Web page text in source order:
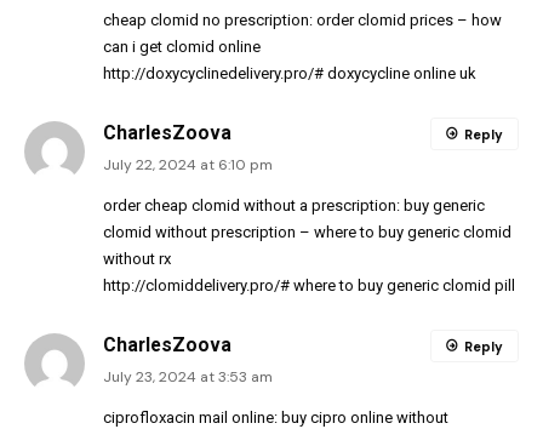
cheap clomid no prescription: order clomid prices – how
can i get clomid online
http://doxycyclinedelivery.pro/# doxycycline online uk
CharlesZoova
July 22, 2024 at 6:10 pm
order cheap clomid without a prescription: buy generic
clomid without prescription – where to buy generic clomid
without rx
http://clomiddelivery.pro/# where to buy generic clomid pill
Reply
CharlesZoova
July 23, 2024 at 3:53 am
ciprofloxacin mail online: buy cipro online without
Reply